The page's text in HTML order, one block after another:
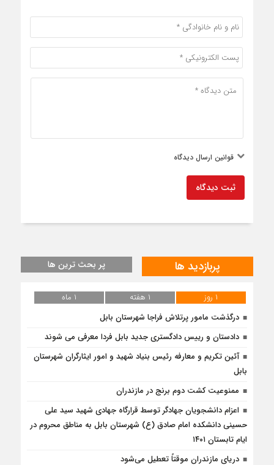
قوانین ارسال دیدگاه
ثبت دیدگاه
پربازدید ها پر بحث ترین ها
۱ روز ۱ هفته
۱ ماه
درگذشت مامور پرتلاش فراجا شهرستان بابل
دادستان و رییس دادگستری جدید بابل فردا معرفی می شوند
آئین تکریم و معارفه رئیس بنیاد شهید و امور ایثارگران شهرستان
بابل
ممنوعیت کشت دوم برنج در مازندران
اعزام دانشجویان جهادگر توسط قرارگاه جهادی شهید سید علی
حسینی دانشکده امام صادق (ع) شهرستان بابل به مناطق محروم در
ایام تابستان ۱۴۰۱
دریای مازندران موقتاً تعطیل می‌شود